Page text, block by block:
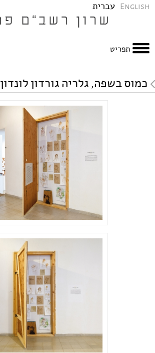
עברית English
תפריט
כמוס בשפה, גלריה גורדון לונדון 2019